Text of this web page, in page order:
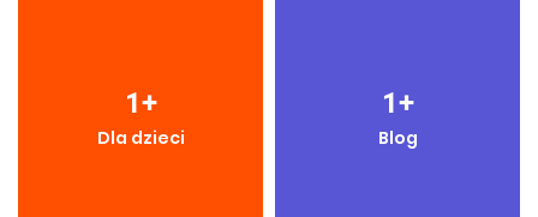
1+
Dla dzieci
1+
Blog